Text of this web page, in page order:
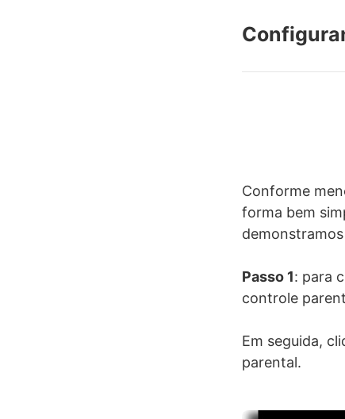
Conforme
forma bem
Passo 1: para
controle
Em seguida,
parental.